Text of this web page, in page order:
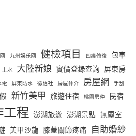
九州娱乐网 健檢項目 凹痕修復
包車
土水 大陸新娘 實價登錄查詢 屏東房
電 屏東防水 徵信社 房屋仲介 房屋網
手刮
新竹美甲 旅遊住宿 桃園房仲
民宿
工程 澎湖旅遊 澎湖景點 無塵室
美甲沙龍 膝蓋關節疼痛
自助婚紗